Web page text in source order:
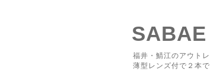
SABAE
福井・鯖江のアウト
薄型レンズ付で２本